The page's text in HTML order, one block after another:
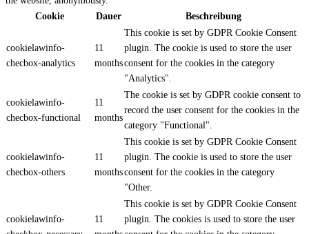
Cookie
Dauer Beschreibung
cookielawinfo-
checbox-analytics
11
months
This cookie is set by GDPR Cookie Consent
plugin. The cookie is used to store the user
consent for the cookies in the category
"Analytics".
cookielawinfo-
checbox-functional
11
months
The cookie is set by GDPR cookie consent to
record the user consent for the cookies in the
category "Functional".
cookielawinfo-
checbox-others
11
months
This cookie is set by GDPR Cookie Consent
plugin. The cookie is used to store the user
consent for the cookies in the category
"Other.
cookielawinfo-
11
This cookie is set by GDPR Cookie Consent
plugin. The cookies is used to store the user